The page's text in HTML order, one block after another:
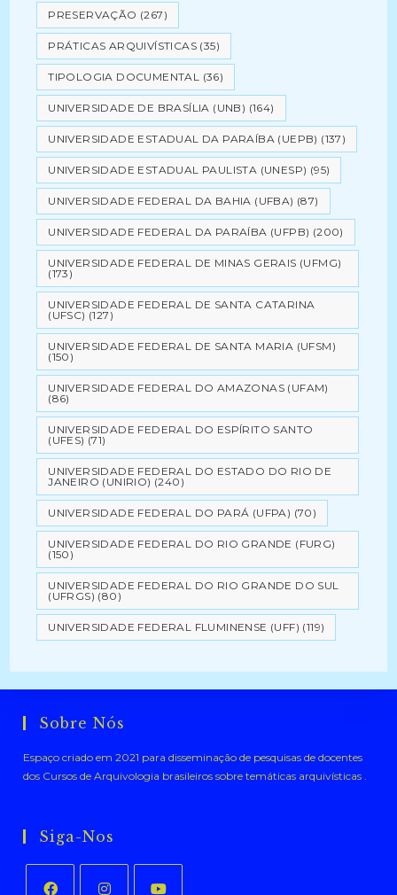
PRESERVAÇÃO (267)
PRÁTICAS ARQUIVÍSTICAS (35)
TIPOLOGIA DOCUMENTAL (36)
UNIVERSIDADE DE BRASÍLIA (UNB) (164)
UNIVERSIDADE ESTADUAL DA PARAÍBA (UEPB) (137)
UNIVERSIDADE ESTADUAL PAULISTA (UNESP) (95)
UNIVERSIDADE FEDERAL DA BAHIA (UFBA) (87)
UNIVERSIDADE FEDERAL DA PARAÍBA (UFPB) (200)
UNIVERSIDADE FEDERAL DE MINAS GERAIS (UFMG)
(173)
UNIVERSIDADE FEDERAL DE SANTA CATARINA
(UFSC) (127)
UNIVERSIDADE FEDERAL DE SANTA MARIA (UFSM)
(150)
UNIVERSIDADE FEDERAL DO AMAZONAS (UFAM)
(86)
UNIVERSIDADE FEDERAL DO ESPÍRITO SANTO
(UFES) (71)
UNIVERSIDADE FEDERAL DO ESTADO DO RIO DE
JANEIRO (UNIRIO) (240)
UNIVERSIDADE FEDERAL DO PARÁ (UFPA) (70)
UNIVERSIDADE FEDERAL DO RIO GRANDE (FURG)
(150)
UNIVERSIDADE FEDERAL DO RIO GRANDE DO SUL
(UFRGS) (80)
UNIVERSIDADE FEDERAL FLUMINENSE (UFF) (119)
Sobre Nós
Espaço criado em 2021 para disseminação de pesquisas de docentes
dos Cursos de Arquivologia brasileiros sobre temáticas arquivísticas .
Siga-Nos